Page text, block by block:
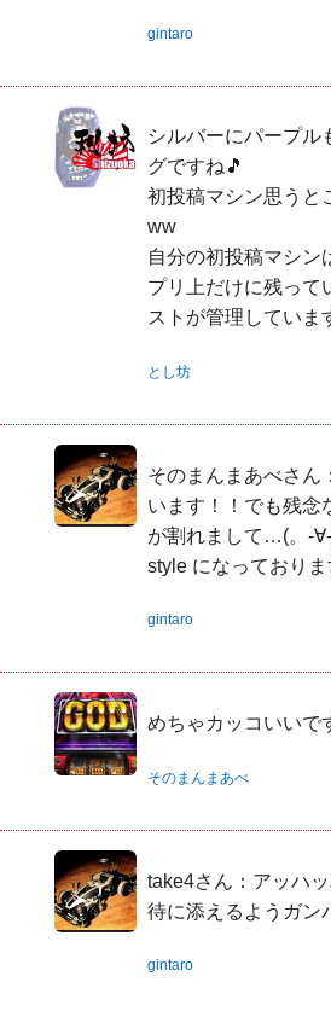
gintaro
シルバーにパープル
グですね🎵
初投稿マシン思うと
ww
自分の初投稿マシン
プリ上だけに残って
ストが管理していま
とし坊
そのまんまあべさん
います！！でも残念
が割れまして…(。-
style になっており
gintaro
めちゃカッコいいで
そのまんまあべ
take4さん：アッハ
待に添えるようガン
gintaro